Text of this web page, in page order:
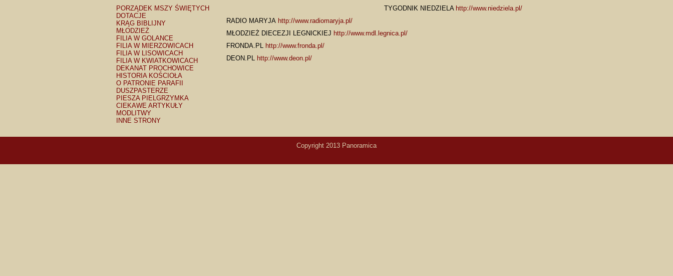
PORZĄDEK MSZY ŚWIĘTYCH
DOTACJE
KRĄG BIBLIJNY
MŁODZIEŻ
FILIA W GOLANCE
FILIA W MIERZOWICACH
FILIA W LISOWICACH
FILIA W KWIATKOWICACH
DEKANAT PROCHOWICE
HISTORIA KOŚCIOŁA
O PATRONIE PARAFII
DUSZPASTERZE
PIESZA PIELGRZYMKA
CIEKAWE ARTYKUŁY
MODLITWY
INNE STRONY
TYGODNIK NIEDZIELA http://www.niedziela.pl/
RADIO MARYJA http://www.radiomaryja.pl/
MŁODZIEŻ DIECEZJI LEGNICKIEJ http://www.mdl.legnica.pl/
FRONDA.PL http://www.fronda.pl/
DEON.PL http://www.deon.pl/
Copyright 2013 Panoramica